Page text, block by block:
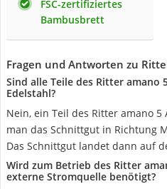
FSC-zertifiziertes
Bambusbrett
Fragen und Antworten zu
Sind alle Teile des Ritter amano
Edelstahl?
Nein, ein Teil des Ritter amano
man das Schnittgut in Richtung
Das Schnittgut landet dann auf
Wird zum Betrieb des Ritter
externe Stromquelle benötigt?